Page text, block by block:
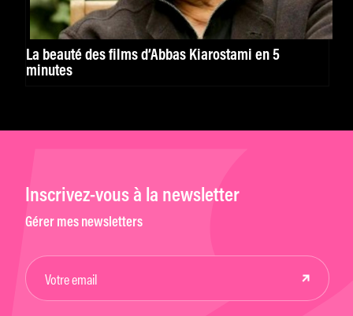
La beauté des films d’Abbas Kiarostami en 5
minutes
Inscrivez-vous à la newsletter
Gérer mes newsletters